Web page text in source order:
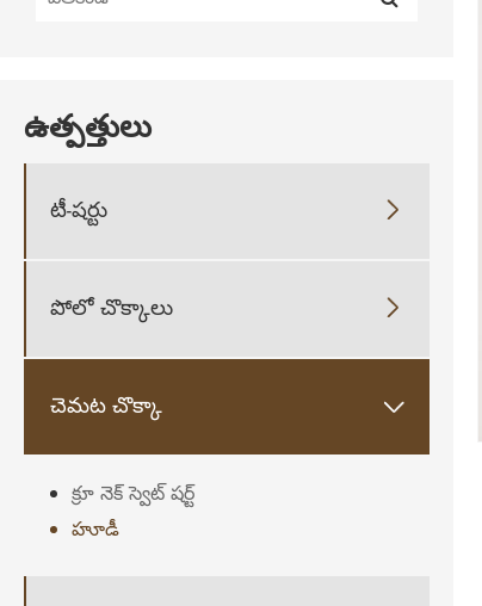
ఉత్పత్తులు
టీ-షర్టు 
పోలో చొక్కాలు 
చెమట చొక్కా 
క్రూ నెక్ స్వెట్ షర్ట్
హూడీ